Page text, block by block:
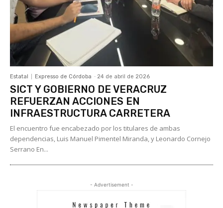
Estatal Expresso de Córdoba - 24 de abril de 2026
SICT Y GOBIERNO DE VERACRUZ
REFUERZAN ACCIONES EN
INFRAESTRUCTURA CARRETERA
El encuentro fue encabezado por los titulares de ambas
dependencias, Luis Manuel Pimentel Miranda, y Leonardo Cornejo
Serrano En...
- Advertisement -